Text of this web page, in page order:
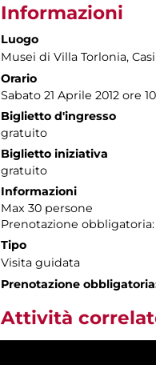
Informazioni
Luogo
Musei di Villa Torlonia,
Orario
Sabato 21 Aprile 2012 ore
Biglietto d'ingresso
gratuito
Biglietto iniziativa
gratuito
Informazioni
Max 30 persone
Prenotazione
Tipo
Visita guidata
Prenotazione
Attività